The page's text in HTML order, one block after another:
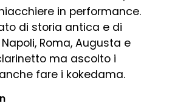
in performance.
di storia antica e di
Roma, Augusta e
ma ascolto i
fare i kokedama.